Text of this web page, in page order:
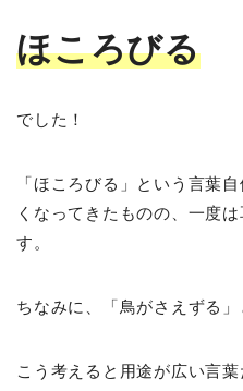
ほころびる
でした！
「ほころびる」という言葉
くなってきたものの、一度
す。
ちなみに、「鳥がさえずる」
こう考えると用途が広い言